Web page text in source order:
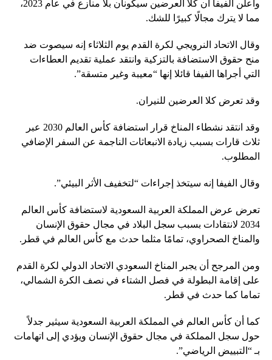
وأعلن الفيفا أن كلا العرضين سيكونان بلا منازع في عام 2023،
مما لا يترك مجالًا كبيرًا للشك.
وقال الاتحاد النرويجي لكرة القدم يوم الثلاثاء إنه سيصوت ضد
منح حقوق الاستضافة بالتزكية وانتقد عملية تقديم العطاءات
التي أجراها الفيفا قائلا إنها “معيبة وغير متسقة”.
وقد تعرض كلا العرضين للنيران.
وقد انتقد نشطاء المناخ قرار استضافة كأس العالم 2030 عبر
ثلاث قارات بسبب زيادة الانبعاثات الناجمة عن السفر الإضافي
المطلوب.
وقال الفيفا إنه سيتخذ إجراءات “لتخفيف الأثر البيئي”.
تعرض عرض المملكة العربية السعودية لاستضافة كأس العالم
2034 لانتقادات بسبب سجل البلاد في مجال حقوق الإنسان
والمناخ الصحراوي، تمامًا مثلما حدث مع كأس العالم في قطر.
ومن المرجح أن يجبر المناخ السعودي الاتحاد الدولي لكرة القدم
على إقامة البطولة في فصل الشتاء في نصف الكرة الشمالي،
تماما كما حدث في قطر.
كما أن كأس العالم في المملكة العربية السعودية سيثير جدلاً
حول سجل المملكة في مجال حقوق الإنسان ويؤدي إلى اتهامات
بـ “التبييض الرياضي”.